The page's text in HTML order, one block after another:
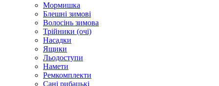
Мормишка
Блешні зимові
Волосінь зимова
Трійники (очі)
Насадки
Ящики
Льодоступи
Намети
Ремкомплекти
Сані рибацькі